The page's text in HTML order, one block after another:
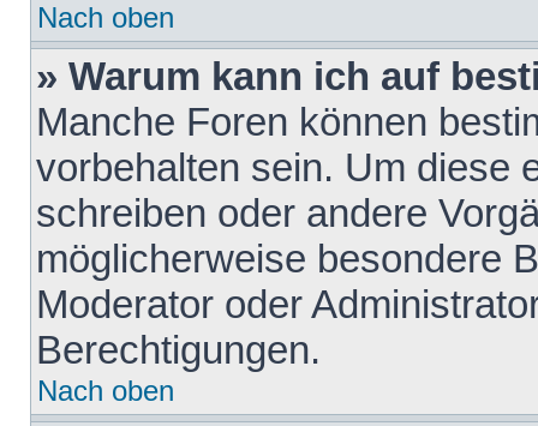
Nach oben
» Warum kann ich auf
Manche Foren können
vorbehalten sein. Um diese
schreiben oder andere
möglicherweise besondere
Moderator oder
Berechtigungen.
Nach oben